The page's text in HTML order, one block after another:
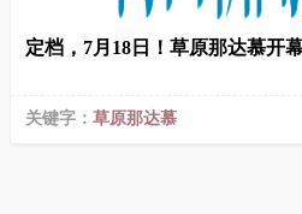
定档，7月18日！草原那达慕开
关键字： 草原那达慕